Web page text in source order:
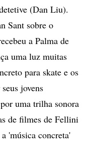
(Dan Liu).
Sant sobre o
a Palma de
uma luz muitas
para skate e os
jovens
uma trilha sonora
de filmes de Fellini
'música concreta'